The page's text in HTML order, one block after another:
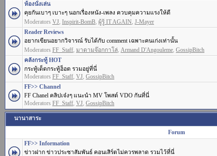
ห้องนั่งเล่น
คุยกันเบาๆ เบาะๆ นอกเรื่องหนัง-เพลง ควบคุมความแรงให้ดี
Moderators VJ, Inspirit-BomB, ผู้รู้ IT AGAIN, J-Mayer
Reader Reviews
อยากเขียนอยากวิจารณ์ รับได้กับ comment เฉพาะคนเก่งเท่านั้น
Moderators FF_Staff, มาดามจ๊อกกาโล่, Armand D'Angouleme, GossipBitch
คลังกระทู้ HOT
กระทู้เด็ดกระทู้ฮ็อต รวมอยู่ที่นี่
Moderators FF_Staff, VJ, GossipBitch
FF>> Channel
FF Chanel คลิปเจ๋งๆ แนะนำ MV โพสต์ VDO กันที่นี่
Moderators FF_Staff, VJ, GossipBitch
นานาสาระ
Forum
FF>> Information
ข่าวฝาก ข่าวประชาสัมพันธ์ คอนเสิร์ตไม่ควรพลาด รวมไว้ที่นี่